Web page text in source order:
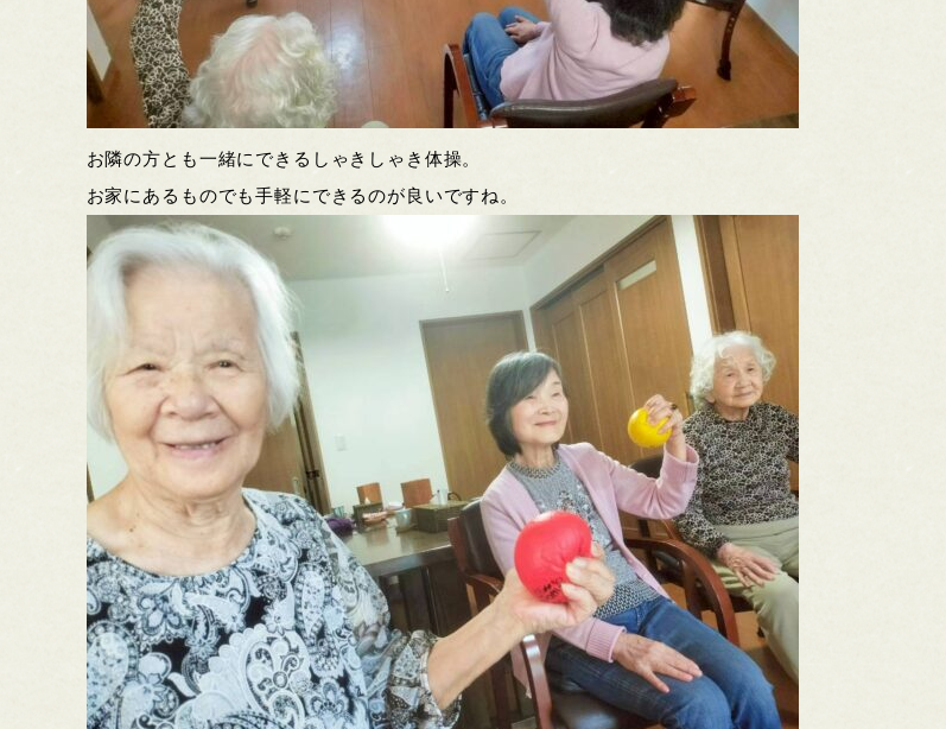
お隣の方とも一緒にできるしゃきしゃき体操。
お家にあるものでも手軽にできるのが良いですね。